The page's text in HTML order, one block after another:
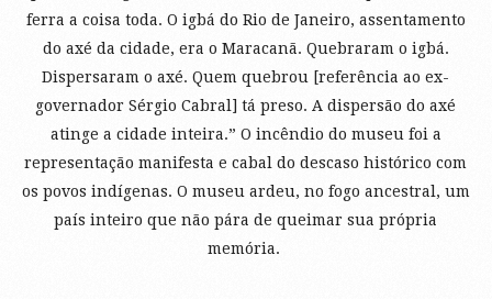
ferra a coisa toda. O igbá do Rio de Janeiro, assentamento
do axé da cidade, era o Maracanã. Quebraram o igbá.
Dispersaram o axé. Quem quebrou [referência ao ex-
governador Sérgio Cabral] tá preso. A dispersão do axé
atinge a cidade inteira.” O incêndio do museu foi a
representação manifesta e cabal do descaso histórico com
os povos indígenas. O museu ardeu, no fogo ancestral, um
país inteiro que não pára de queimar sua própria
memória.